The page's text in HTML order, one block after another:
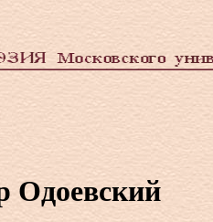
Одоевский